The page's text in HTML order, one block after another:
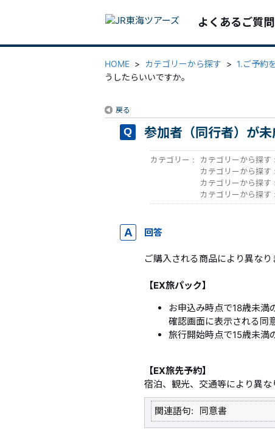
よくあるご質問
HOME > カテゴリーから探す > 1.ご予約
うしたらいいですか。
戻る
参加者（同行者）が未
カテゴリー : カテゴリーから探す
カテゴリーから探す
カテゴリーから探す
カテゴリーから探す
回答
ご購入される商品により異なり
【EX旅パック】
お申込み時点で18歳未満
確認画面に表示される同
旅行開始時点で15歳未満
【EX旅先予約】
宿泊、観光、交通等により異な
関連語句 同意書